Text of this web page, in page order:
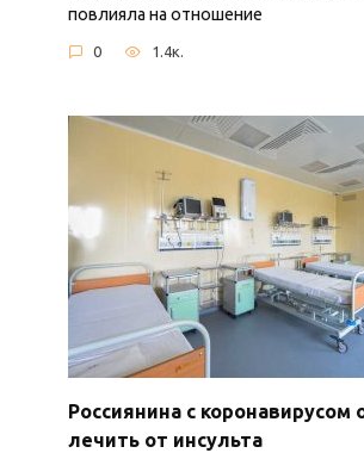
повлияла на отношение
0 1.4к.
Россиянина с коронавирусом
лечить от инсульта